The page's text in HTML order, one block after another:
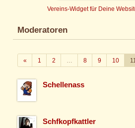
Vereins-Widget für Deine
Moderatoren
«Zurück
1 2 8 9 10 11
Schellenass
Schfkopfkattler